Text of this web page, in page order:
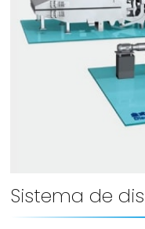
Sistema de